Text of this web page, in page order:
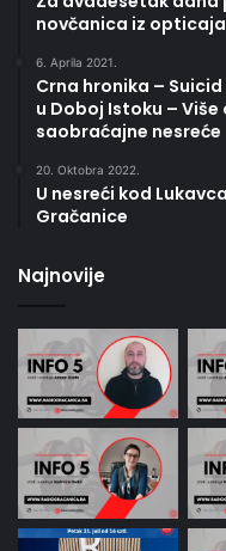
novčanica iz
6. Aprila 2021.
Crna hronika –
u Doboj Istoku –
saobraćajne nesreće
20. Oktobra 2022.
U nesreći kod
Gračanice
Najnovije